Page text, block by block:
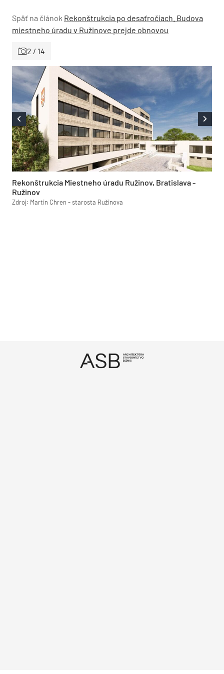
Späť na článok Rekonštrukcia po desaťročiach. Budova
miestneho úradu v Ružinove prejde obnovou
2 / 14
Rekonštrukcia Miestneho úradu Ružinov, Bratislava -
Ružinov
Zdroj: Martin Chren - starosta Ružinova